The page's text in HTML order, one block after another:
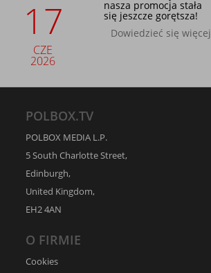
17
CZE
2026
nasza promocja stała
się jeszcze gorętsza!
Dowiedzieć się więcej
POLBOX.TV
POLBOX MEDIA L.P.
5 South Charlotte Street,
Edinburgh,
United Kingdom,
EH2 4AN
O FIRMIE
Cookies